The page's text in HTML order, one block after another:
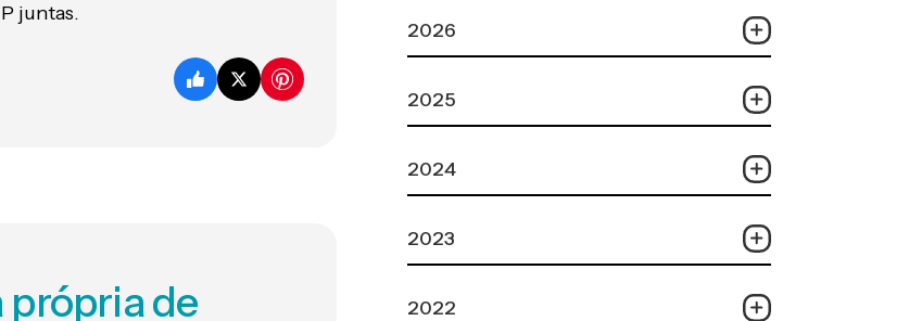
juntas.
própria de
2026
2025
2024
2023
2022